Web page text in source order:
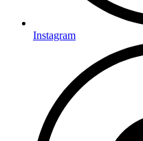
Instagram